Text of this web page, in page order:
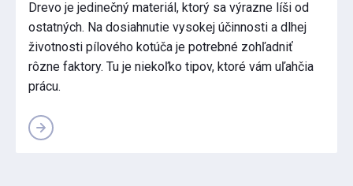
Drevo je jedinečný materiál, ktorý sa výrazne líši od
ostatných. Na dosiahnutie vysokej účinnosti a dlhej
životnosti pílového kotúča je potrebné zohľadniť
rôzne faktory. Tu je niekoľko tipov, ktoré vám uľahčia
prácu.